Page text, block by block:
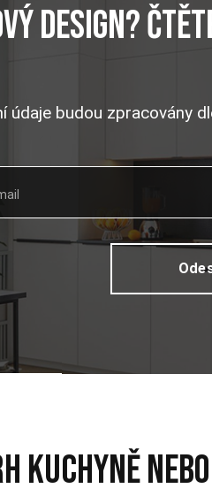
design?
údaje budou zpracovány
kuchyně